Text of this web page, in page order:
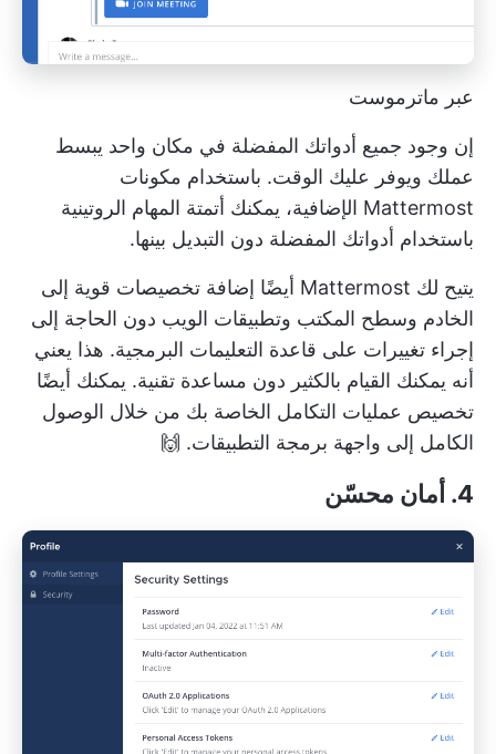
عبر ماترموست
إن وجود جميع أدواتك المفضلة في مكان واحد يبسط
عملك ويوفر عليك الوقت. باستخدام مكونات
Mattermost الإضافية، يمكنك أتمتة المهام الروتينية
باستخدام أدواتك المفضلة دون التبديل بينها.
يتيح لك Mattermost أيضًا إضافة تخصيصات قوية إلى
الخادم وسطح المكتب وتطبيقات الويب دون الحاجة إلى
إجراء تغييرات على قاعدة التعليمات البرمجية. هذا يعني
أنه يمكنك القيام بالكثير دون مساعدة تقنية. يمكنك أيضًا
تخصيص عمليات التكامل الخاصة بك من خلال الوصول
الكامل إلى واجهة برمجة التطبيقات. 🙌
4. أمان محسّن